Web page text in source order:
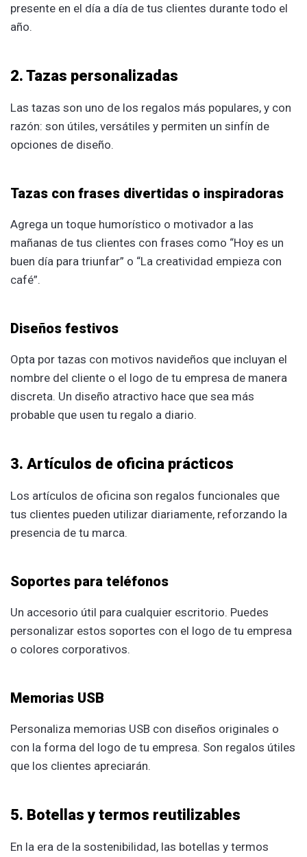
presente en el día a día de tus clientes durante todo el
año.
2. Tazas personalizadas
Las tazas son uno de los regalos más populares, y con
razón: son útiles, versátiles y permiten un sinfín de
opciones de diseño.
Tazas con frases divertidas o inspiradoras
Agrega un toque humorístico o motivador a las
mañanas de tus clientes con frases como “Hoy es un
buen día para triunfar” o “La creatividad empieza con
café”.
Diseños festivos
Opta por tazas con motivos navideños que incluyan el
nombre del cliente o el logo de tu empresa de manera
discreta. Un diseño atractivo hace que sea más
probable que usen tu regalo a diario.
3. Artículos de oficina prácticos
Los artículos de oficina son regalos funcionales que
tus clientes pueden utilizar diariamente, reforzando la
presencia de tu marca.
Soportes para teléfonos
Un accesorio útil para cualquier escritorio. Puedes
personalizar estos soportes con el logo de tu empresa
o colores corporativos.
Memorias USB
Personaliza memorias USB con diseños originales o
con la forma del logo de tu empresa. Son regalos útiles
que los clientes apreciarán.
5. Botellas y termos reutilizables
En la era de la sostenibilidad, las botellas y termos